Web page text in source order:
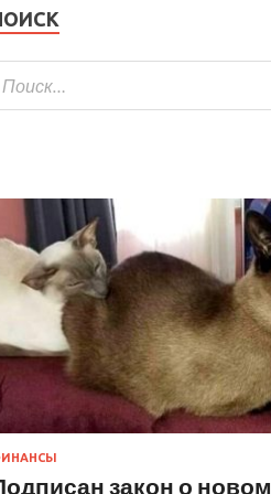
закон о новом